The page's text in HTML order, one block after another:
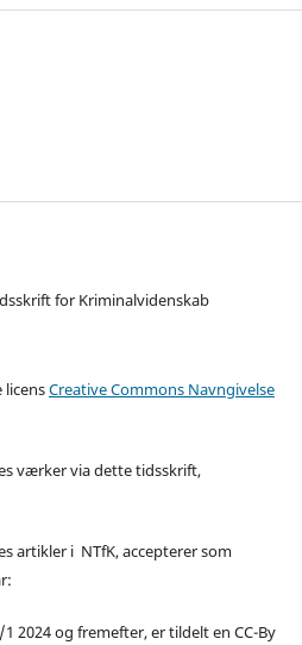
for Kriminalvidenskab
Creative Commons Navngivelse
værker via dette tidsskrift,
artikler i NTfK, accepterer som
2024 og fremefter, er tildelt en CC-By